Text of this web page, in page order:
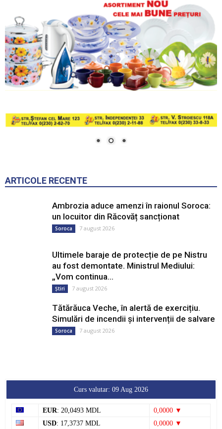
ARTICOLE RECENTE
Ambrozia aduce amenzi în raionul Soroca:
un locuitor din Răcovăț sancționat
Soroca 7 august 2026
Ultimele baraje de protecție de pe Nistru
au fost demontate. Ministrul Mediului:
„Vom continua...
Știri 7 august 2026
Tătărăuca Veche, în alertă de exercițiu.
Simulări de incendii și intervenții de salvare
Soroca 7 august 2026
Curs valutar: 09 Aug 2026
EUR: 20,0493 MDL
0,0000 ▼
USD: 17,3737 MDL
0,0000 ▼